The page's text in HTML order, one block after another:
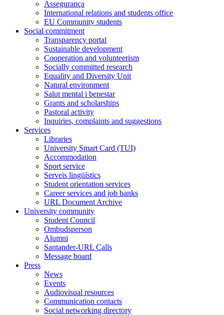
Assegurança
International relations and students office
EU Community students
Social commitment
Transparency portal
Sustainable development
Cooperation and volunteerism
Socially committed research
Equality and Diversity Unit
Natural environment
Salut mental i benestar
Grants and scholarships
Pastoral activity
Inquiries, complaints and suggestions
Services
Libraries
University Smart Card (TUI)
Accommodation
Sport service
Serveis lingüístics
Student orientation services
Career services and job banks
URL Document Archive
University community
Student Council
Ombudsperson
Alumni
Santander-URL Calls
Message board
Press
News
Events
Audiovisual resources
Communication contacts
Social networking directory